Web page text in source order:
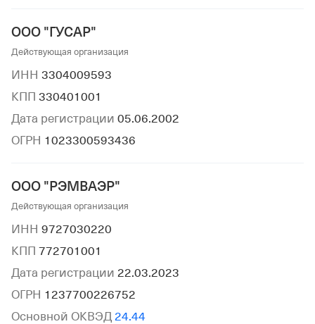
ООО "ГУСАР"
Действующая организация
ИНН 3304009593
КПП 330401001
Дата регистрации 05.06.2002
ОГРН 1023300593436
ООО "РЭМВАЭР"
Действующая организация
ИНН 9727030220
КПП 772701001
Дата регистрации 22.03.2023
ОГРН 1237700226752
Основной ОКВЭД 24.44